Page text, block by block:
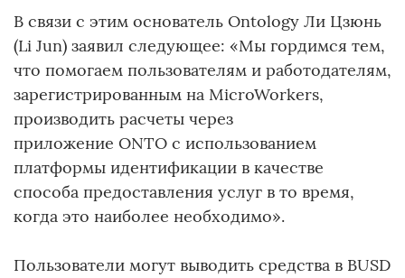
В связи с этим основатель Ontology Ли Цзюнь
(Li Jun) заявил следующее: «Мы гордимся тем,
что помогаем пользователям и работодателям,
зарегистрированным на MicroWorkers,
производить расчеты через
приложение ONTO с использованием
платформы идентификации в качестве
способа предоставления услуг в то время,
когда это наиболее необходимо».
Пользователи могут выводить средства в BUSD